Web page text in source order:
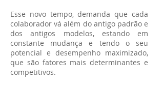
Esse novo tempo, demanda que cada
colaborador vá além do antigo padrão e
dos antigos modelos, estando em
constante mudança e tendo o seu
potencial e desempenho maximizado,
que são fatores mais determinantes e
competitivos.